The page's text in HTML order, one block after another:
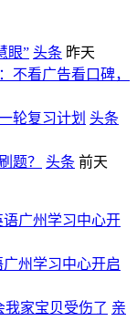
眼” 头条 昨天
不看广告看口碑，
轮复习计划 头条
题？
头条 前天
州学习中心开启
亲